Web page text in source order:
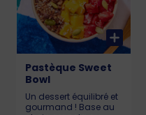
Pastèque Sweet
Bowl
Un dessert équilibré et
gourmand ! Base au